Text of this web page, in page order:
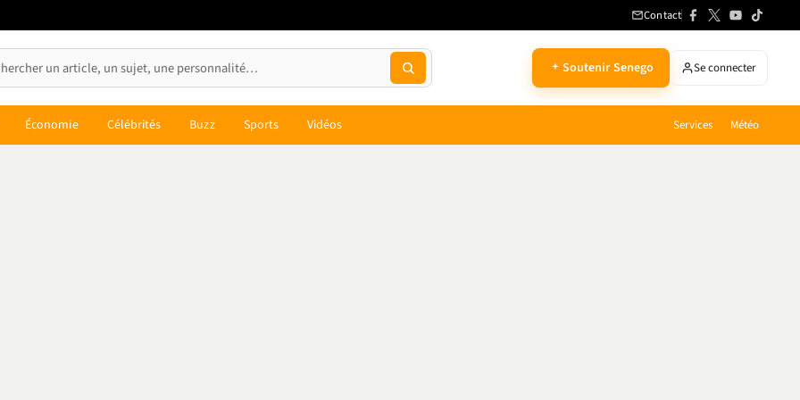
Contact
Soutenir Senego Se connecter
Économie Célébrités Buzz Sports Vidéos Services Météo